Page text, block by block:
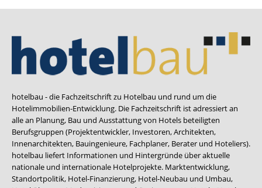
hotelbau - die Fachzeitschrift zu Hotelbau und rund um die
Hotelimmobilien-Entwicklung. Die Fachzeitschrift ist adressiert an
alle an Planung, Bau und Ausstattung von Hotels beteiligten
Berufsgruppen (Projektentwickler, Investoren, Architekten,
Innenarchitekten, Bauingenieure, Fachplaner, Berater und Hoteliers).
hotelbau liefert Informationen und Hintergründe über aktuelle
nationale und internationale Hotelprojekte. Marktentwicklung,
Standortpolitik, Hotel-Finanzierung, Hotel-Neubau und Umbau,